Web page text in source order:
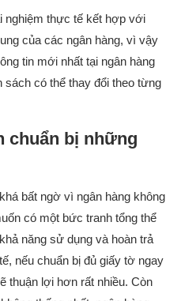
nghiệm thực tế kết hợp với
của các ngân hàng, vì vậy
tin mới nhất tại ngân hàng
có thể thay đổi theo từng
chuẩn bị những
bất ngờ vì ngân hàng không
có một bức tranh tổng thể
năng sử dụng và hoàn trả
nếu chuẩn bị đủ giấy tờ ngay
thuận lợi hơn rất nhiều. Còn